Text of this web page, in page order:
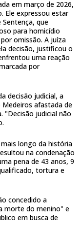
em março de 2026,
Ele expressou estar
que
para homicídio
omissão. A juíza
decisão, justificou o
uma reação
por
decisão judicial, a
afastada de
"Decisão judicial não
longo da história
na condenação
pena de 43 anos, 9
tortura e
concedido a
morte do menino" e
em busca de